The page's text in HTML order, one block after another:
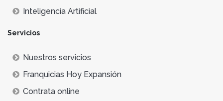
Inteligencia Artificial
Servicios
Nuestros servicios
Franquicias Hoy Expansión
Contrata online